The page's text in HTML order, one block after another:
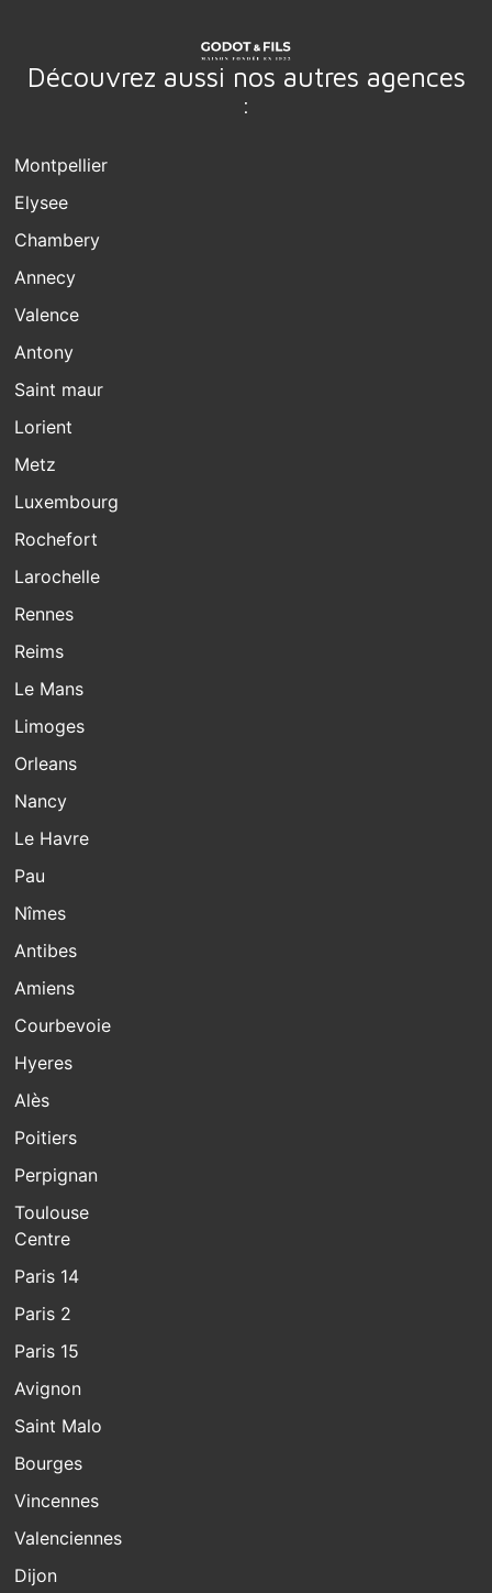
Découvrez aussi nos autres agences
:
Montpellier
Elysee
Chambery
Annecy
Valence
Antony
Saint maur
Lorient
Metz
Luxembourg
Rochefort
Larochelle
Rennes
Reims
Le Mans
Limoges
Orleans
Nancy
Le Havre
Pau
Nîmes
Antibes
Amiens
Courbevoie
Hyeres
Alès
Poitiers
Perpignan
Toulouse
Centre
Paris 14
Paris 2
Paris 15
Avignon
Saint Malo
Bourges
Vincennes
Valenciennes
Dijon